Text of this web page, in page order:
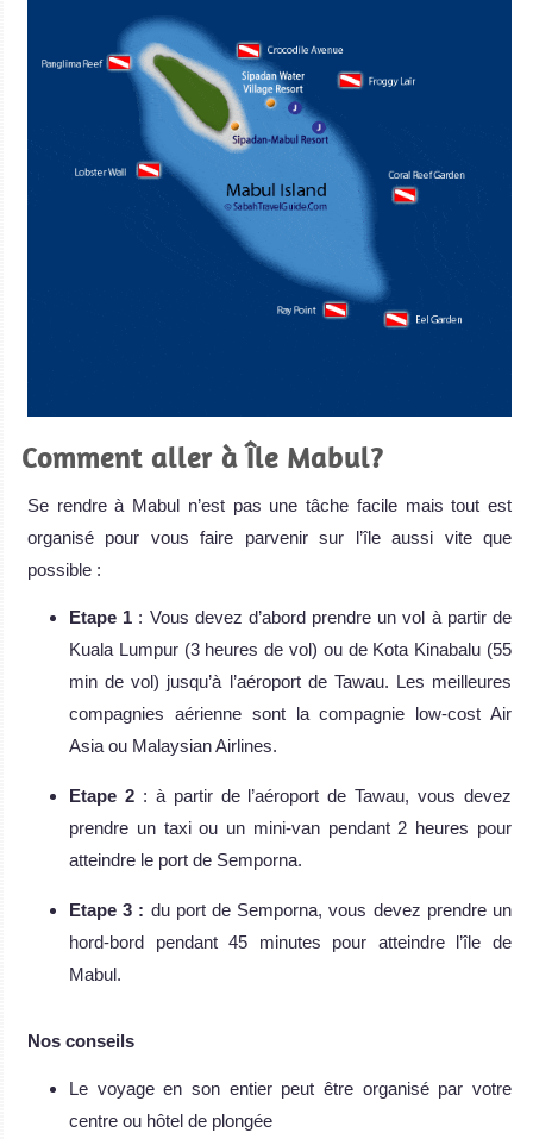
Comment aller à Île Mabul?
Se rendre à Mabul n’est pas une tâche facile mais tout est
organisé pour vous faire parvenir sur l’île aussi vite que
possible :
Etape 1 : Vous devez d’abord prendre un vol à partir de
Kuala Lumpur (3 heures de vol) ou de Kota Kinabalu (55
min de vol) jusqu’à l’aéroport de Tawau. Les meilleures
compagnies aérienne sont la compagnie low-cost Air
Asia ou Malaysian Airlines.
Etape 2: à partir de l’aéroport de Tawau, vous devez
prendre un taxi ou un mini-van pendant 2 heures pour
atteindre le port de Semporna.
Etape 3 : du port de Semporna, vous devez prendre un
hord-bord pendant 45 minutes pour atteindre l’île de
Mabul.
Nos conseils
Le voyage en son entier peut être organisé par votre
centre ou hôtel de plongée